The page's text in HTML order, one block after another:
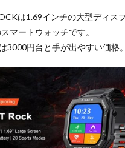
は1.69インチの大型ディス
マートウォッチです。
3000円台と手が出やすい価格。